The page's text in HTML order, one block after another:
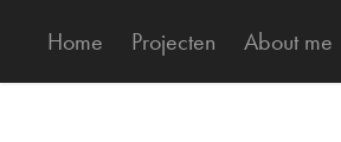
Home Projecten About me